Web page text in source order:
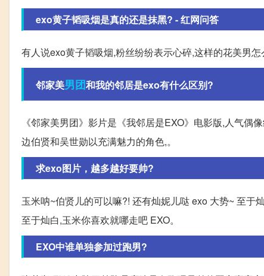
exo黄子韬吸烟是真的还是抹黑? - 红网问答
有人说exo黄子韬吸烟,粉丝纷纷表示心碎,这样的花美男
邻家美男团和我的邻居是exo有什么区别?
《邻家美男团》影片是《我邻居是EXO》电影版,人气偶
边伯贤和吴世勋以充满魅力的角色,。
求exo图片，越多越好要帅?
玉米呐~伯贤儿的可以嘛?! 还有灿妮儿哒 exo 大势~ 至
至于灿白,玉米你喜欢就哪走吧 EXO。
EXO中谁单独参加过跑男?